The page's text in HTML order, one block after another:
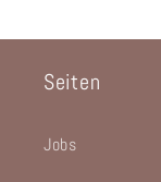
Seiten
Jobs